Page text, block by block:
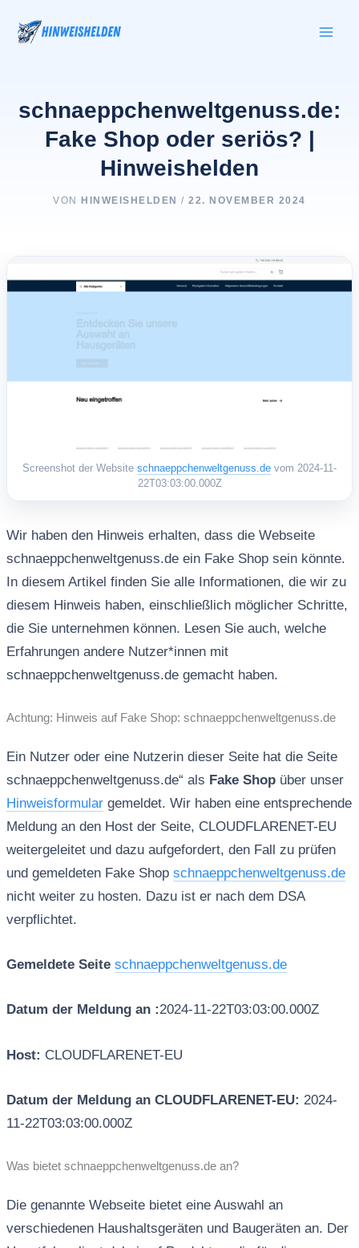
Inhalt
springen
schnaeppchenweltgenuss.de:
Fake Shop oder seriös? |
Hinweishelden
VON HINWEISHELDEN/22. NOVEMBER 2024
Screenshot der Website schnaeppchenweltgenuss.de vom 2024-11-
22T03:03:00.000Z
Wir haben den Hinweis erhalten, dass die Webseite
schnaeppchenweltgenuss.de ein Fake Shop sein könnte.
In diesem Artikel finden Sie alle Informationen, die wir zu
diesem Hinweis haben, einschließlich möglicher Schritte,
die Sie unternehmen können. Lesen Sie auch, welche
Erfahrungen andere Nutzer*innen mit
schnaeppchenweltgenuss.de gemacht haben.
Achtung: Hinweis auf Fake Shop: schnaeppchenweltgenuss.de
Ein Nutzer oder eine Nutzerin dieser Seite hat die Seite
schnaeppchenweltgenuss.de“ als Fake Shopüber unser
Hinweisformulargemeldet. Wir haben eine entsprechende
Meldung an den Host der Seite, CLOUDFLARENET-EU
weitergeleitet und dazu aufgefordert, den Fall zu prüfen
und gemeldeten Fake Shop schnaeppchenweltgenuss.de
nicht weiter zu hosten. Dazu ist er nach dem DSA
verpflichtet.
Gemeldete Seite schnaeppchenweltgenuss.de
Datum der Meldung an :2024-11-22T03:03:00.000Z
Host: CLOUDFLARENET-EU
Datum der Meldung an CLOUDFLARENET-EU: 2024-
11-22T03:03:00.000Z
Was bietet schnaeppchenweltgenuss.de an?
Die genannte Webseite bietet eine Auswahl an
verschiedenen Haushaltsgeräten und Baugeräten an. Der